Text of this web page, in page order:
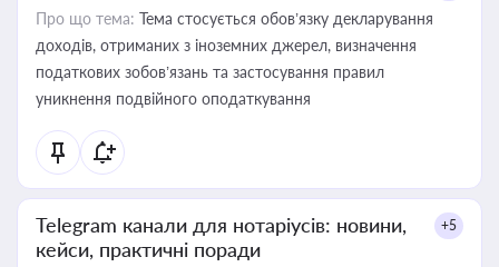
Про що тема: Тема стосується обов’язку декларування
доходів, отриманих з іноземних джерел, визначення
податкових зобов’язань та застосування правил
уникнення подвійного оподаткування
Telegram канали для нотаріусів: новини,
кейси, практичні поради
+5